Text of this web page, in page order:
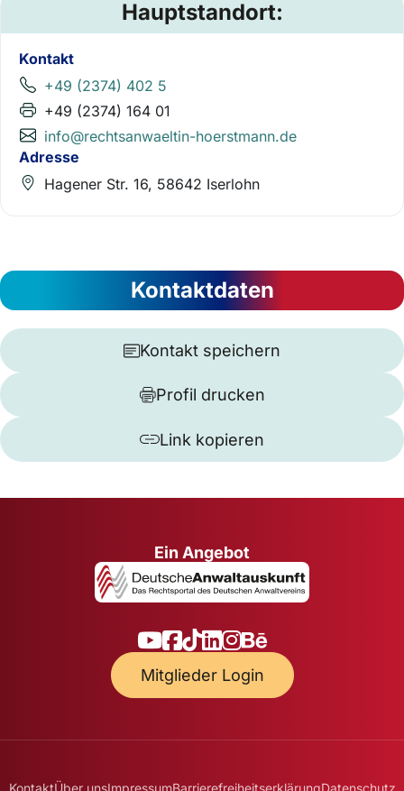
Hauptstandort:
Kontakt
+49 (2374) 402 5
+49 (2374) 164 01
info@rechtsanwaeltin-hoerstmann.de
Adresse
Hagener Str. 16, 58642 Iserlohn
Kontaktdaten
Kontakt speichern
Profil drucken
Link kopieren
Ein Angebot
Mitglieder Login
KontaktÜber unsImpressumBarrierefreiheitserklärungDatenschutz